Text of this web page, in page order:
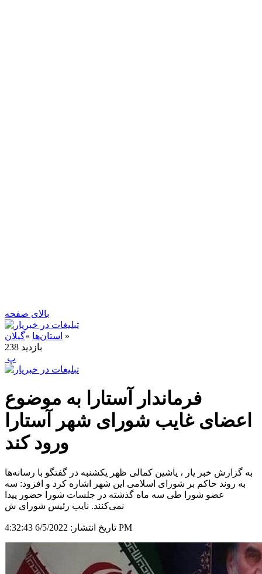
بالای صفحه
استان‌ها »گیلان
»
238 بازدید
‍ پ
فرماندار آستارا به موضوع
اعضای غایب شورای شهر آستارا
ورود کند
به گزارش خبر یار ، یاشین کمالی ظهر یکشنبه در گفتگو با رسانه‌ها
به روند حاکم بر شورای اسلامی این شهر اشاره کرد و افزود: سه
عضو شورا طی سه ماه گذشته در جلسات شورا حضور پیدا
نمی‌کنند. نایب رئیس شورای ش
تاریخ انتشار: 6/5/2022 4:32:43 PM